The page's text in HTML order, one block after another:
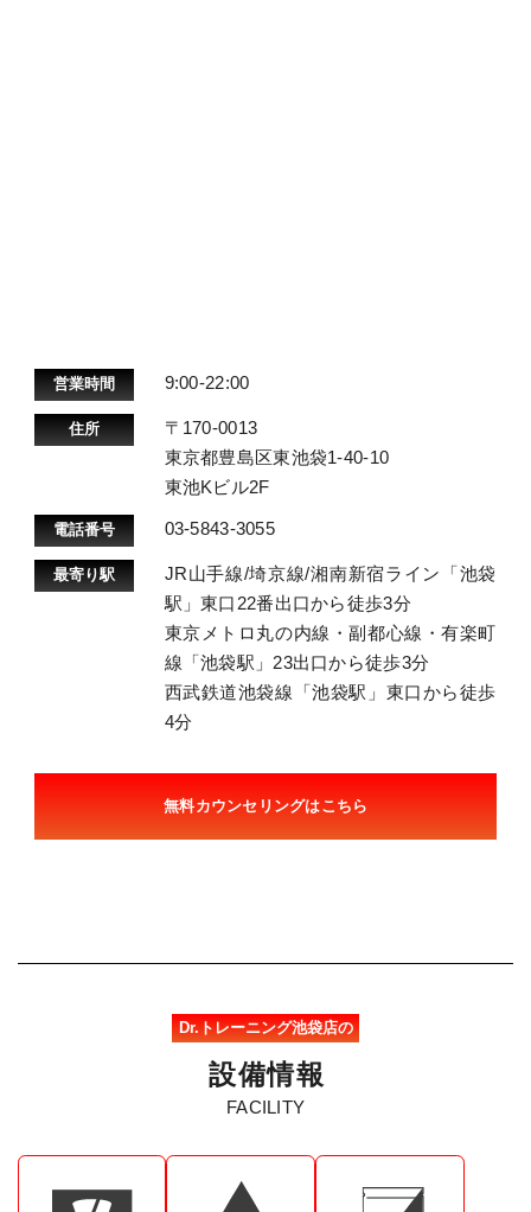
営業時間 9:00-22:00
住所
〒170-0013
東京都豊島区東池袋1-40-10
東池Kビル2F
電話番号 03-5843-3055
最寄り駅
JR山手線/埼京線/湘南新宿ライン「池袋
駅」東口22番出口から徒歩3分
東京メトロ丸の内線・副都心線・有楽町
線「池袋駅」23出口から徒歩3分
西武鉄道池袋線「池袋駅」東口から徒歩
4分
無料カウンセリングはこちら
Dr.トレーニング池袋店の
設備情報
FACILITY